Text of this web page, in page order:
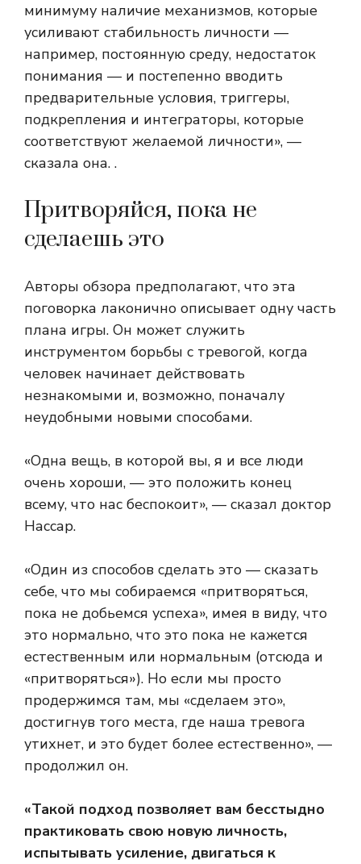
минимуму наличие механизмов, которые
усиливают стабильность личности —
например, постоянную среду, недостаток
понимания — и постепенно вводить
предварительные условия, триггеры,
подкрепления и интеграторы, которые
соответствуют желаемой личности», —
сказала она. .
Притворяйся, пока не
сделаешь это
Авторы обзора предполагают, что эта
поговорка лаконично описывает одну часть
плана игры. Он может служить
инструментом борьбы с тревогой, когда
человек начинает действовать
незнакомыми и, возможно, поначалу
неудобными новыми способами.
«Одна вещь, в которой вы, я и все люди
очень хороши, — это положить конец
всему, что нас беспокоит», — сказал доктор
Нассар.
«Один из способов сделать это — сказать
себе, что мы собираемся «притворяться,
пока не добьемся успеха», имея в виду, что
это нормально, что это пока не кажется
естественным или нормальным (отсюда и
«притворяться»). Но если мы просто
продержимся там, мы «сделаем это»,
достигнув того места, где наша тревога
утихнет, и это будет более естественно», —
продолжил он.
«Такой подход позволяет вам бесстыдно
практиковать свою новую личность,
испытывать усиление, двигаться к